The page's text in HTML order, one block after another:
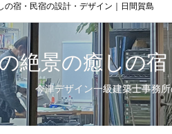
宿・民宿の設計・デザイン｜日間賀島
絶景の癒しの
今津デザイン一級建築士事務